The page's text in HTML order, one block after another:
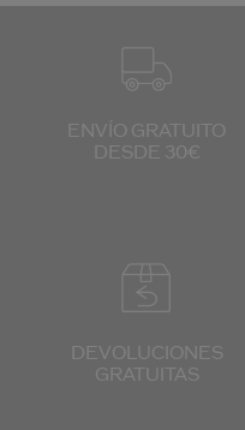
ENVÍO GRATUITO
DESDE 30€
DEVOLUCIONES
GRATUITAS